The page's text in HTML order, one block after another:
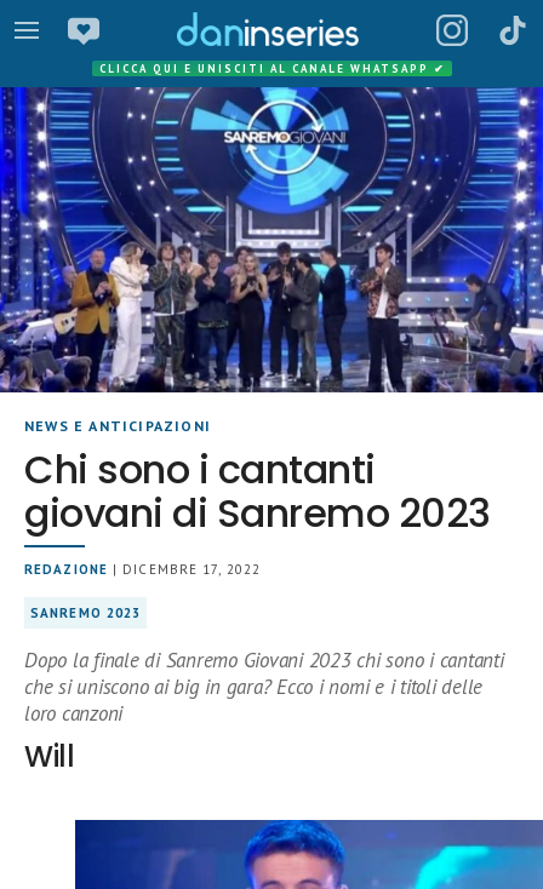
CLICCA QUI E UNISCITI AL CANALE WHATSAPP ✔
NEWS E ANTICIPAZIONI
Chi sono i cantanti
giovani di Sanremo 2023
REDAZIONE | DICEMBRE 17, 2022
SANREMO 2023
Dopo la finale di Sanremo Giovani 2023 chi sono i cantanti
che si uniscono ai big in gara? Ecco i nomi e i titoli delle
loro canzoni
Will